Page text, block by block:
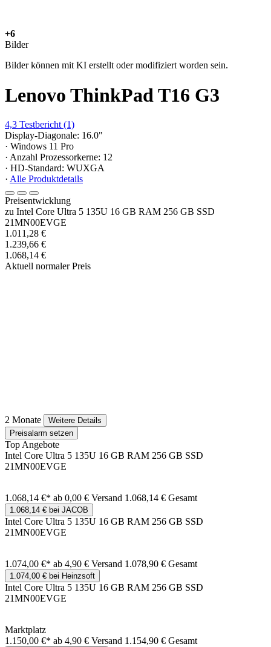
+6
Bilder
Bilder können mit KI erstellt oder modifiziert worden sein.
Lenovo ThinkPad T16 G3
4,3 Testbericht (1)
Display-Diagonale: 16.0"
· Windows 11 Pro
· Anzahl Prozessorkerne: 12
· HD-Standard: WUXGA
· Alle Produktdetails
Preisentwicklung
zu Intel Core Ultra 5 135U 16 GB RAM 256 GB SSD
21MN00EVGE
1.011,28 €
1.239,66 €
1.068,14 €
Aktuell normaler Preis
2 Monate
Weitere Details
Preisalarm setzen
Top Angebote
Intel Core Ultra 5 135U 16 GB RAM 256 GB SSD
21MN00EVGE
1.068,14 €* ab 0,00 € Versand 1.068,14 € Gesamt
1.068,14 € bei JACOB
Intel Core Ultra 5 135U 16 GB RAM 256 GB SSD
21MN00EVGE
1.074,00 €* ab 4,90 € Versand 1.078,90 € Gesamt
1.074,00 € bei Heinzsoft
Intel Core Ultra 5 135U 16 GB RAM 256 GB SSD
21MN00EVGE
Marktplatz
1.150,00 €* ab 4,90 € Versand 1.154,90 € Gesamt